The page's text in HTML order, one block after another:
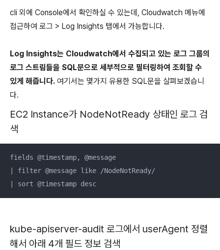
cli 외에 Console에서 확인하실 수 있는데, Cloudwatch 메뉴에
접근하여 로그 > Log Insights 탭에서 가능합니다.
Log Insights는 Cloudwatch에서 수집되고 있는 로그 그룹의
로그 스트림들을 SQL문으로 세부적으로 필터링하여 조회할 수
있게 해줍니다. 여기서는 몇가지 유용한 SQL문을 살펴보겠습니
다.
EC2 Instance가 NodeNotReady 상태인 로그 검
색
fields @timestamp, @message
| filter @message like /NodeNotReady/
| sort @timestamp desc
kube-apiserver-audit 로그에서 userAgent 정렬
해서 아래 4개 필드 정보 검색